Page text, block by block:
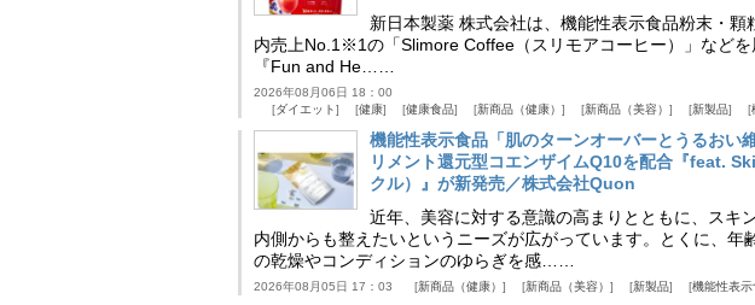
新日本製薬 株式会社は、機能性表示食品粉末・顆
内売上No.1※1の「Slimore Coffee（スリモアコーヒー）」など
『Fun and He……
2026年08月06日 18：00
ダイエット
健康 健康食品 新商品（健康） 新商品（美容） 新製品
機能性表示食品「肌のターンオーバーとうるおい
リメント還元型コエンザイムQ10を配合『feat.
クル）』が新発売／株式会社Quon
近年、美容に対する意識の高まりとともに、スキ
内側からも整えたいというニーズが広がっています。とくに、年
の乾燥やコンディションのゆらぎを感……
2026年08月05日 17：03 新商品（健康） 新商品（美容） 新製品 機能性表